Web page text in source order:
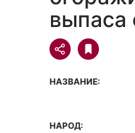
выпаса
НАЗВАНИЕ:
НАРОД: